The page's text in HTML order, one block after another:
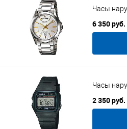
Часы
6 350 руб.
Часы
2 350 руб.